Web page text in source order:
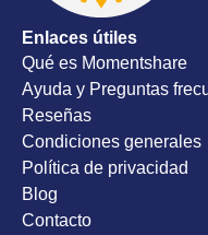
Enlaces útiles
Qué es Momentshare
Ayuda y Preguntas
Reseñas
Condiciones generales
Política de privacidad
Blog
Contacto